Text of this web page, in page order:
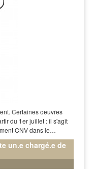
Certaines oeuvres
du 1er juillet : il s'agit
CNV dans le…
un.e chargé.e de